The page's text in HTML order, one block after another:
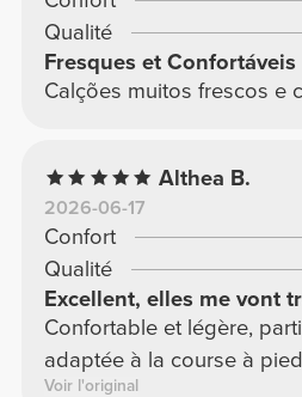
Qualité
Fresques et Confortáveis
Calções muitos frescos e
Althea B.
2026-06-17
Confort
Qualité
Excellent, elles me vont
Confortable et légère,
adaptée à la course à
Voir l'original